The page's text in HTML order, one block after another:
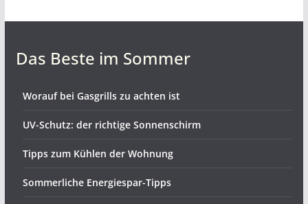
Das Beste im Sommer
Worauf bei Gasgrills zu achten ist
UV-Schutz: der richtige Sonnenschirm
Tipps zum Kühlen der Wohnung
Sommerliche Energiespar-Tipps